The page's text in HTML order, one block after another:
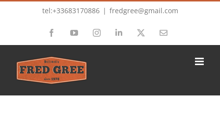
tel:+33683170886 | fredgree@gmail.com
FacebookYouTubeInstagramLinkedIn Email